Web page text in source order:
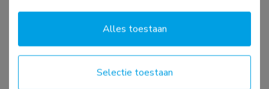
Selectie toestaan
Alles toestaan